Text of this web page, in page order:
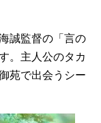
誠監督の「言の
。主人公のタカ
苑で出会うシー